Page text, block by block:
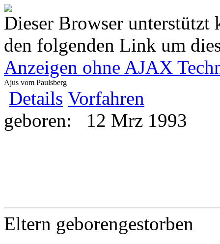
Dieser Browser
den folgenden Link um
Anzeigen ohne AJAX
Ajus vom Paulsberg
Details Vorfahren
geboren:
12 Mrz 1993
Eltern geborengestorben